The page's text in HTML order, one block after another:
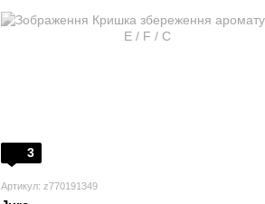
3
Артикул: z770191349